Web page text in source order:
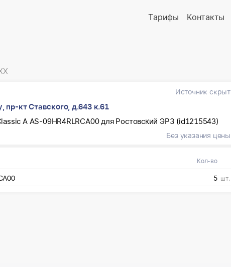
Тарифы Контакты
Источник скрыт
кт Ставского, д.643 к.61
A AS-09HR4RLRCA00 для Ростовский ЭРЗ (id1215543)
Без указания цены
Кол-во
5 шт.